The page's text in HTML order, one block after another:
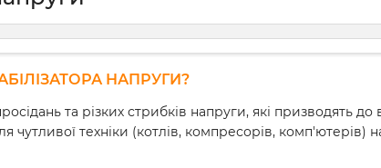
НАПРУГИ?
та різких стрибків напруги, які призводять
чутливої техніки (котлів, компресорів,